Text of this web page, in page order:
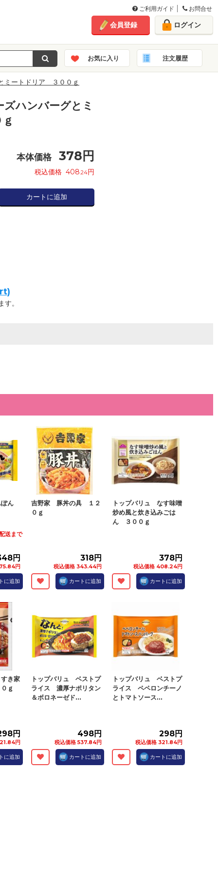
ご利用ガイド お問合せ
会員登録 ログイン
お気に入り 注文履歴
ミートドリア ３００ｇ
ハンバーグとミ
本体価格 378 円
税込価格 408.24円
カートに追加
。
ぽん
送まで
円
円
に追加
吉野家 豚丼の具 １２
０ｇ
318円
税込価格 343.44円
カートに追加
トップバリュ なす味噌
炒め風と炊き込みごは
ん ３００ｇ
378円
税込価格 408.24円
カートに追加
き家
ｇ
円
円
に追加
トップバリュ ベストプ
ライス 濃厚ナポリタン
＆ボロネーゼド...
498円
税込価格 537.84円
カートに追加
トップバリュ ベストプ
ライス ペペロンチーノ
とトマトソース...
298円
税込価格 321.84円
カートに追加